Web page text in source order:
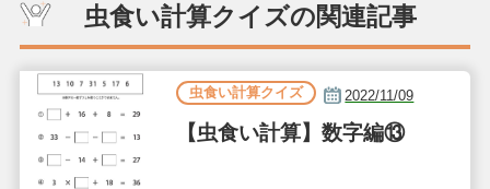
虫食い計算クイズの関連記事
虫食い計算クイズ 2022/11/09
【虫食い計算】数字編⑬